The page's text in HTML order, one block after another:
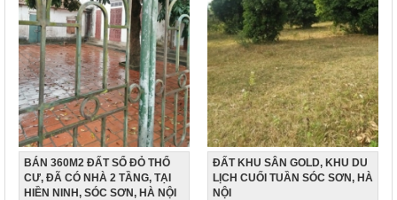
BÁN 360M2 ĐẤT SỔ ĐỎ THỔ
CƯ, ĐÃ CÓ NHÀ 2 TẦNG, TẠI
HIỀN NINH, SÓC SƠN, HÀ NỘI
ĐẤT KHU SÂN GOLD, KHU DU
LỊCH CUỐI TUẦN SÓC SƠN, HÀ
NỘI